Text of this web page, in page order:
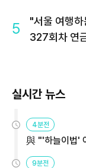
5
"서울 여행
327회차 연
실시간 뉴스
4분전
與 "'하늘이법'
9분전